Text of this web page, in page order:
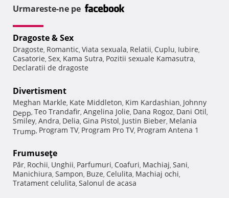
Urmareste-ne pe
Dragoste & Sex
Dragoste, Romantic, Viata sexuala, Relatii, Cuplu, Iubire,
Casatorie, Sex, Kama Sutra, Pozitii sexuale Kamasutra,
Declaratii de dragoste
Divertisment
Meghan Markle, Kate Middleton, Kim Kardashian, Johnny
Depp, Teo Trandafir, Angelina Jolie, Dana Rogoz, Dani Otil,
Smiley, Andra, Delia, Gina Pistol, Justin Bieber, Melania
Trump, Program TV, Program Pro TV, Program Antena 1
Frumuseţe
Păr, Rochii, Unghii, Parfumuri, Coafuri, Machiaj, Sani,
Manichiura, Sampon, Buze, Celulita, Machiaj ochi,
Tratament celulita, Salonul de acasa